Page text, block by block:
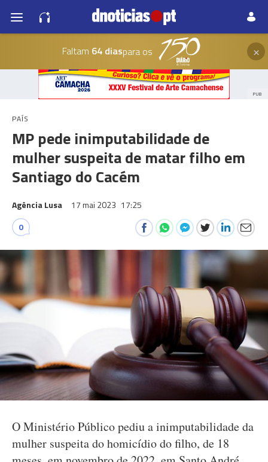
Faltam 64 diaspara os ×
PUB
PAÍS
MP pede inimputabilidade de
mulher suspeita de matar filho em
Santiago do Cacém
Agência Lusa 17 mai 2023 17:25
0
O Ministério Público pediu a inimputabilidade da
mulher suspeita do homicídio do filho, de 18